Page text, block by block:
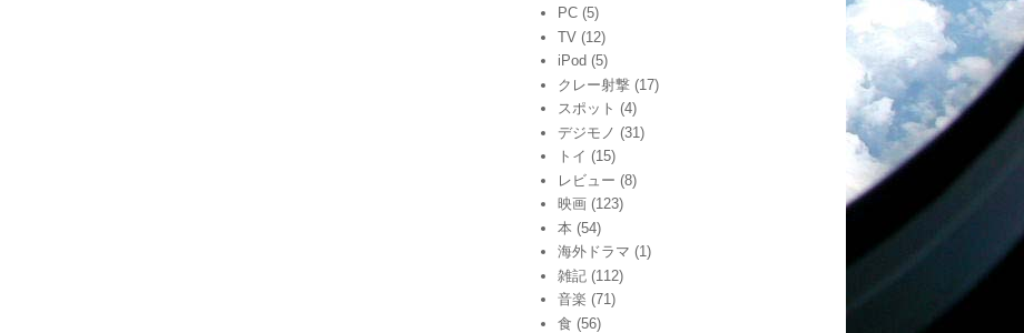
PC (5)
TV (12)
iPod (5)
クレー射撃 (17)
スポット (4)
デジモノ (31)
トイ (15)
レビュー (8)
映画 (123)
本 (54)
海外ドラマ (1)
雑記 (112)
音楽 (71)
食 (56)